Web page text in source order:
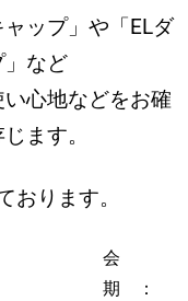
ップ」や「ELダ
」など
心地などをお確
ます。
おります。
会
期 ：